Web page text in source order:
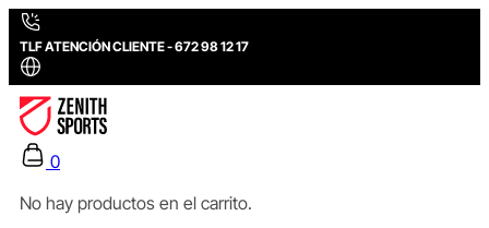
TLF ATENCIÓN CLIENTE - 672 98 12 17
0
No hay productos en el carrito.